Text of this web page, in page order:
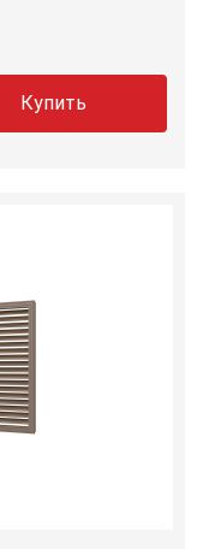
Купить